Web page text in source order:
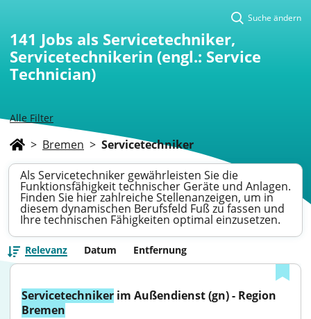
Alle Filter
Suche ändern
141 Jobs als Servicetechniker,
Servicetechnikerin (engl.: Service
Technician)
> Bremen > Servicetechniker
Als Servicetechniker gewährleisten Sie die
Funktionsfähigkeit technischer Geräte und Anlagen.
Finden Sie hier zahlreiche Stellenanzeigen, um in
diesem dynamischen Berufsfeld Fuß zu fassen und
Ihre technischen Fähigkeiten optimal einzusetzen.
Relevanz Datum Entfernung
Servicetechniker
Bremen